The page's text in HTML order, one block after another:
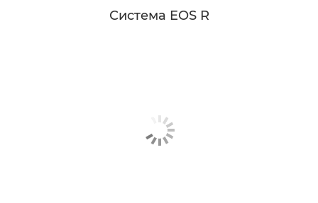
Система EOS R